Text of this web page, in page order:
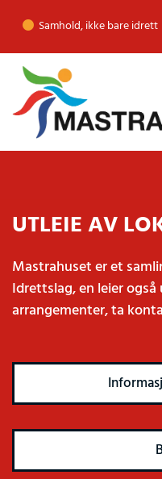
 Samhold, ikke bare idrett
UTLEIE AV
Mastrahuset er et
Idrettslag, en leier
arrangementer, ta